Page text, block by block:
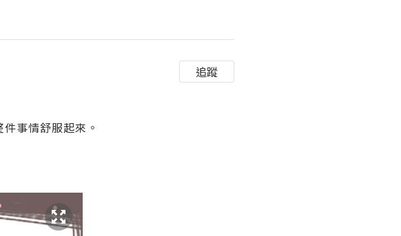
追蹤
事情舒服起來。